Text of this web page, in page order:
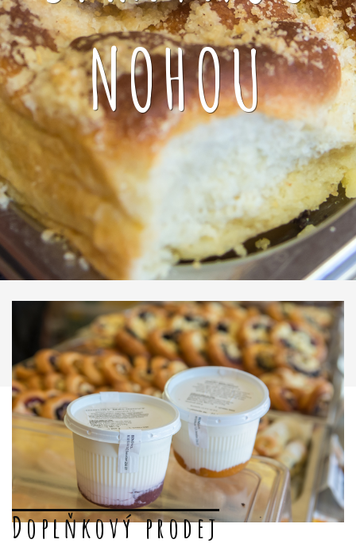
NOHOU
Doplňkový prodej